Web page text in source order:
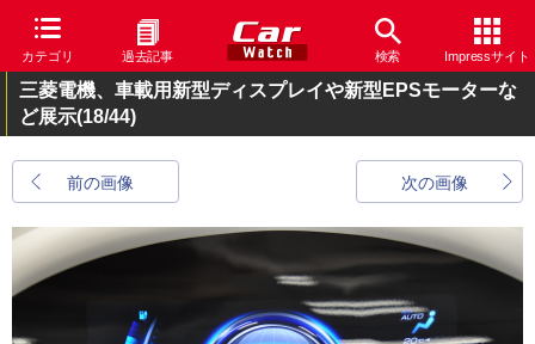
カテゴリ 過去記事 検索 Impressサイト
三菱電機、車載用新型ディスプレイや新型EPSモーターな
ど展示(18/44)
前の画像 次の画像